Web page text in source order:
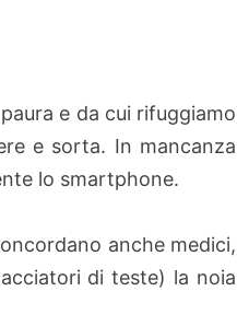
e da cui rifuggiamo
e sorta. In mancanza
lo smartphone.
anche medici,
di teste) la noia